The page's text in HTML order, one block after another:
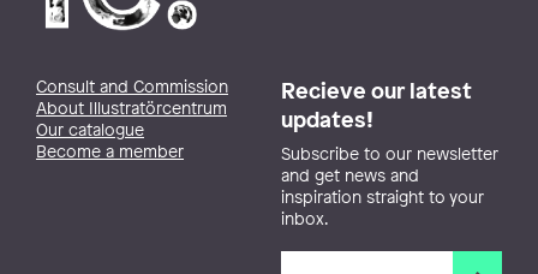
Consult and Commission
About Illustratörcentrum
Our catalogue
Become a member
Recieve our latest
updates!
Subscribe to our newsletter
and get news and
inspiration straight to your
inbox.